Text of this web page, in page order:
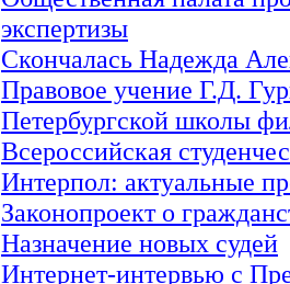
экспертизы
Скончалась Надежда
Правовое учение Г.Д.
Петербургской школы
Всероссийская
Интерпол: актуальные
Законопроект о
Назначение новых судей
Интернет-интервью с